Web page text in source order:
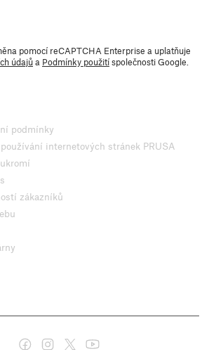
pomocí reCAPTCHA Enterprise a uplatňuje
údajůa Podmínky použitíspolečnosti Google.
podmínky
internetových stránek PRUSA
zákazníků